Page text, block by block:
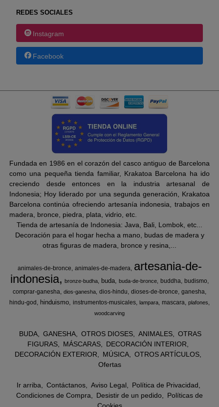
REDES SOCIALES
Instagram
Facebook
Fundada en 1986 en el corazón del casco antiguo de Barcelona
como una pequeña tienda familiar, Krakatoa Barcelona ha ido
creciendo desde entonces en la industria artesanal de
Indonesia; Hoy liderado por una segunda generación, Krakatoa
Barcelona continúa ofreciendo artesanía indonesia, trabajos en
madera, bronce, piedra, plata, vidrio, etc.
Tienda de artesanía de Indonesia: Java, Bali, Lombok, etc...
Decoración para el hogar hecha a mano, budas de madera y
otras figuras de madera, bronce y resina,...
animales-de-bronce animales-de-madera
artesania-de-
indonesia
bronze-budha buda buda-de-bronce buddha budismo
comprar-ganesha dios-ganesha dios-hindu dioses-de-bronce ganesha
hindu-god
hinduismo instrumentos-musicales lampara mascara plafones
woodcarving
BUDA GANESHA OTROS DIOSES ANIMALES
OTRAS
FIGURAS
MÁSCARAS
DECORACIÓN INTERIOR
DECORACIÓN EXTERIOR
MÚSICA
OTROS ARTÍCULOS
Ofertas
Ir arriba Contáctanos Aviso Legal
Política de Privacidad
Condiciones de Compra
Desistir de un pedido
Políticas de